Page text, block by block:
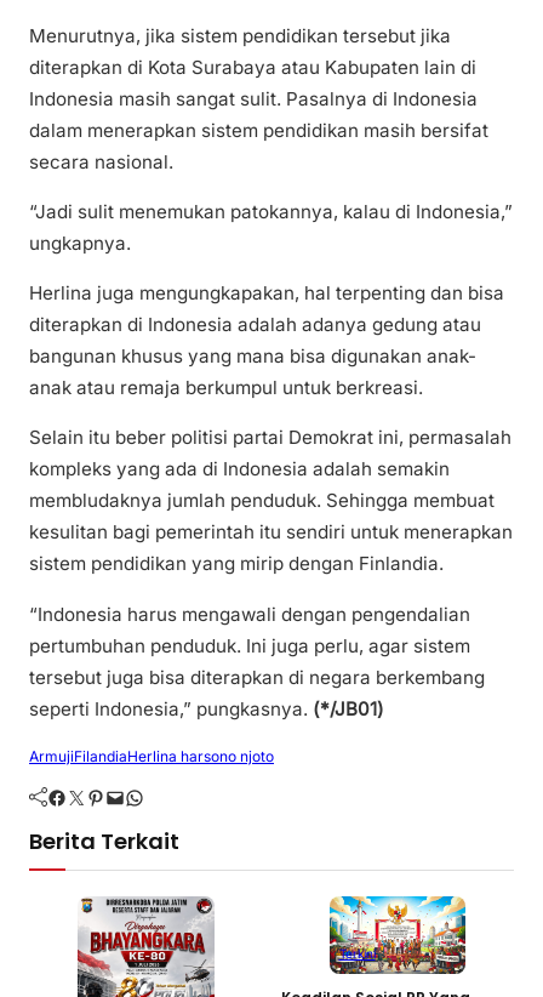
Menurutnya, jika sistem pendidikan tersebut jika
diterapkan di Kota Surabaya atau Kabupaten lain di
Indonesia masih sangat sulit. Pasalnya di Indonesia
dalam menerapkan sistem pendidikan masih bersifat
secara nasional.
“Jadi sulit menemukan patokannya, kalau di Indonesia,”
ungkapnya.
Herlina juga mengungkapakan, hal terpenting dan bisa
diterapkan di Indonesia adalah adanya gedung atau
bangunan khusus yang mana bisa digunakan anak-
anak atau remaja berkumpul untuk berkreasi.
Selain itu beber politisi partai Demokrat ini, permasalah
kompleks yang ada di Indonesia adalah semakin
membludaknya jumlah penduduk. Sehingga membuat
kesulitan bagi pemerintah itu sendiri untuk menerapkan
sistem pendidikan yang mirip dengan Finlandia.
“Indonesia harus mengawali dengan pengendalian
pertumbuhan penduduk. Ini juga perlu, agar sistem
tersebut juga bisa diterapkan di negara berkembang
seperti Indonesia,” pungkasnya. (*/JB01)
ArmujiFilandiaHerlina harsono njoto
Facebook Twitter Pinterest Mail WhatsApp
Berita Terkait
Terkini